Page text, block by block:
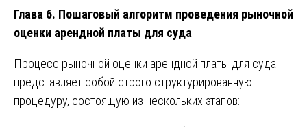
Глава 6. Пошаговый алгоритм проведения рыночной
оценки арендной платы для суда
Процесс рыночной оценки арендной платы для суда
представляет собой строго структурированную
процедуру, состоящую из нескольких этапов: